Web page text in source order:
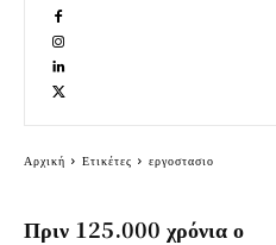
Πριν 125.000 χρόνια ο
Αρχική Ετικέτες εργοστασιο